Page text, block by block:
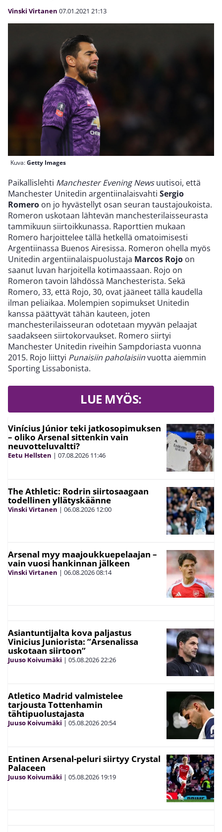
Vinski Virtanen 07.01.2021 21:13
Kuva:Getty Images
Paikallislehti Manchester Evening Newsuutisoi, että
Manchester Unitedin argentiinalaisvahti Sergio
Romero on jo hyvästellyt osan seuran taustajoukoista.
Romeron uskotaan lähtevän manchesterilaisseurasta
tammikuun siirtoikkunassa. Raporttien mukaan
Romero harjoittelee tällä hetkellä omatoimisesti
Argentiinassa Buenos Airesissa. Romeron ohella myös
Unitedin argentiinalaispuolustaja Marcos Rojo on
saanut luvan harjoitella kotimaassaan. Rojo on
Romeron tavoin lähdössä Manchesterista. Sekä
Romero, 33, että Rojo, 30, ovat jääneet tällä kaudella
ilman peliaikaa. Molempien sopimukset Unitedin
kanssa päättyvät tähän kauteen, joten
manchesterilaisseuran odotetaan myyvän pelaajat
saadakseen siirtokorvaukset. Romero siirtyi
Manchester Unitedin riveihin Sampdoriasta vuonna
2015. Rojo liittyi Punaisiin paholaisiinvuotta aiemmin
Sporting Lissabonista.
LUE MYÖS:
Vinícius Júnior teki jatkosopimuksen
– oliko Arsenal sittenkin vain
neuvotteluvaltti?
Eetu Hellsten | 07.08.2026 11:46
The Athletic: Rodrin siirtosaagaan
todellinen yllätyskäänne
Vinski Virtanen | 06.08.2026 12:00
Arsenal myy maajoukkuepelaajan –
vain vuosi hankinnan jälkeen
Vinski Virtanen | 06.08.202608:14
Asiantuntijalta kova paljastus
Vinicius Juniorista: ”Arsenalissa
uskotaan siirtoon”
Juuso Koivumäki | 05.08.2026 22:26
Atletico Madrid valmistelee
tarjousta Tottenhamin
tähtipuolustajasta
Juuso Koivumäki | 05.08.2026 20:54
Entinen Arsenal-peluri siirtyy Crystal
Palaceen
Juuso Koivumäki | 05.08.2026 19:19